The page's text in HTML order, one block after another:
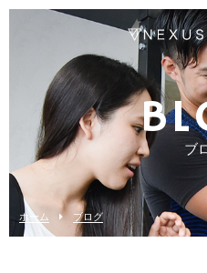
ブ
ホーム ブログ